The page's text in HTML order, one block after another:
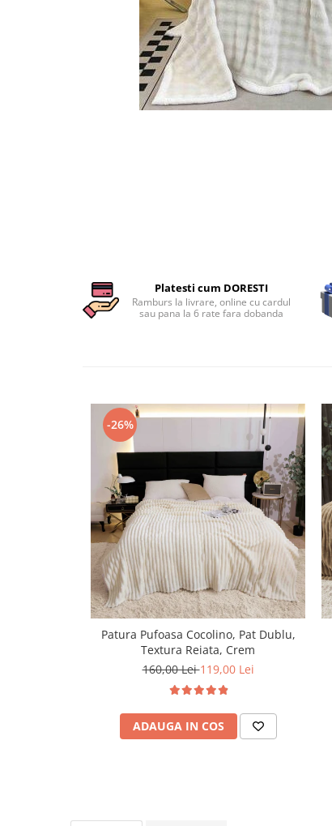
Lenjerii De Pat Creponate
Lenjerii De Pat Bumbac Poplin 2
Lenjerii De Pat Catifea
Lenjerii De Pat Cocolino
Lenjerii De Pat Premium Collection
Set Lenjerie De Pat, 7 Piese, Cu
Pilota / Cuvertura Inclusa
Set Lenjerie De Pat Jacquard Regal,
11 Piese, Cuvertura Inclusa
Lenjerii Damasc Egiptean King Size
Lenjerii De Pat, Finet Premium, 1
Lenjerii De Pat Damasc 1 Persoana
Lenjerii De Pat, Imprimeu 3D, 1
Platesti cum DORESTI
Ramburs la livrare, online cu cardul
sau pana la 6 rate fara dobanda
-26%
Patura Pufoasa Cocolino, Pat Dublu,
Textura Reiata, Crem
160,00 Lei119,00 Lei
ADAUGA IN COS